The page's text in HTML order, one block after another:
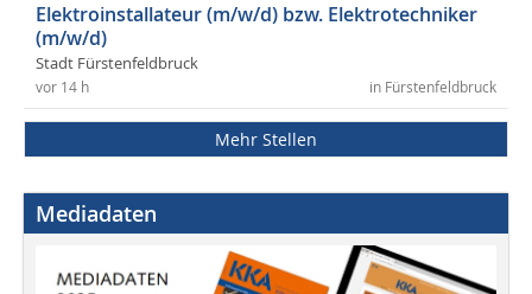
Elektroinstallateur (m/w/d) bzw. Elektrotechniker
(m/w/d)
Stadt Fürstenfeldbruck
in Fürstenfeldbruck
vor 14 h
Mehr Stellen
Mediadaten